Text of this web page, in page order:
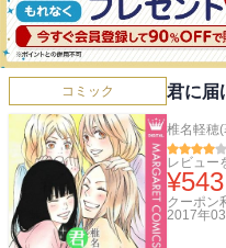
コミック 君に届
椎名軽穂
レビュー
¥543
クーポン
2017年